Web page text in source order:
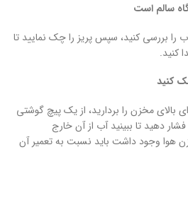
سالم است
را بررسی کنید، سپس پریز را چک نمایید تا
کنید.
کنید
مخزن را بردارید، از یک پیچ گوشتی
فشار دهید تا ببینید آب از آن خارج
هوا وجود داشت باید نسبت به تعمیر آن